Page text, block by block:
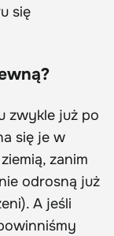
się
zwykle już po
się je w
zanim
odrosną już
A jeśli